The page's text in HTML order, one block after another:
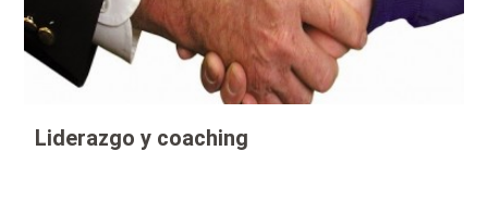
Liderazgo y coaching